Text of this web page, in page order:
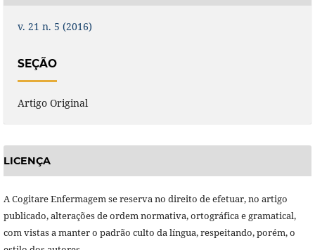
v. 21 n. 5 (2016)
SEÇÃO
Artigo Original
LICENÇA
A Cogitare Enfermagem se reserva no direito de efetuar, no artigo
publicado, alterações de ordem normativa, ortográfica e gramatical,
com vistas a manter o padrão culto da língua, respeitando, porém, o